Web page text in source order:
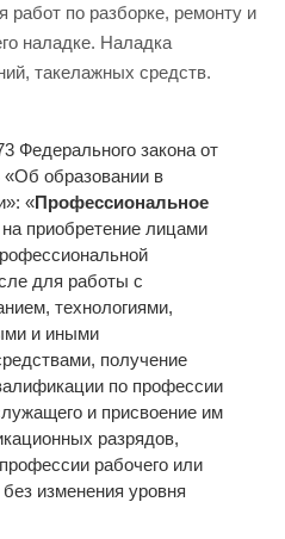
работ по разборке, ремонту и
наладке. Наладка
такелажных средств.
Федерального закона от
образовании в
«Профессиональное
приобретение лицами
для работы с
технологиями,
и иными
получение
по профессии
и присвоение им
разрядов,
рабочего или
изменения уровня